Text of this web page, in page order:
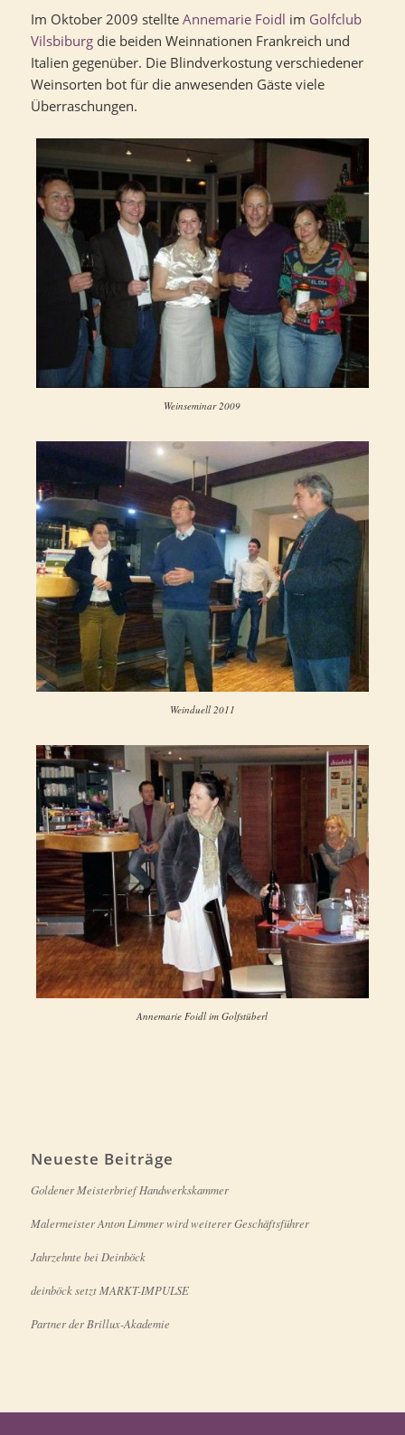
Im Oktober 2009 stellte Annemarie Foidl im Golfclub
Vilsbiburgdie beiden Weinnationen Frankreich und
Italien gegenüber. Die Blindverkostung verschiedener
Weinsorten bot für die anwesenden Gäste viele
Überraschungen.
Weinseminar 2009
Weinduell 2011
Annemarie Foidl im Golfstüberl
Neueste Beiträge
Goldener Meisterbrief Handwerkskammer
Malermeister Anton Limmer wird weiterer Geschäftsführer
Jahrzehnte bei Deinböck
deinböck setzt MARKT-IMPULSE
Partner der Brillux-Akademie